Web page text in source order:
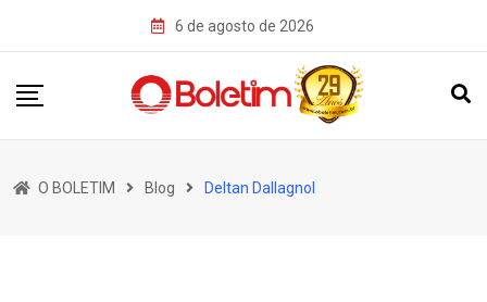
6 de agosto de 2026
O BOLETIM Blog Deltan Dallagnol